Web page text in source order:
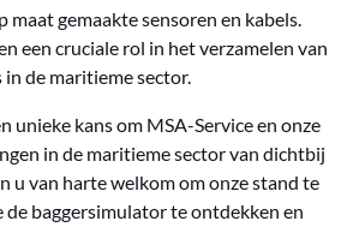
maat gemaakte sensoren en kabels.
een cruciale rol in het verzamelen van
in de maritieme sector.
unieke kans om MSA-Service en onze
in de maritieme sector van dichtbij
u van harte welkom om onze stand te
de baggersimulator te ontdekken en